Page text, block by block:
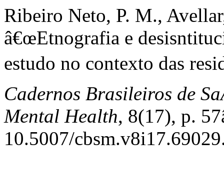
Ribeiro Neto, P. M.,
â€œEtnografia e
estudo no contexto das
Cadernos Brasileiros de
Mental Health, 8(17), p.
10.5007/